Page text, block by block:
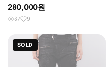
베스트
280,000원
87 9
SOLD